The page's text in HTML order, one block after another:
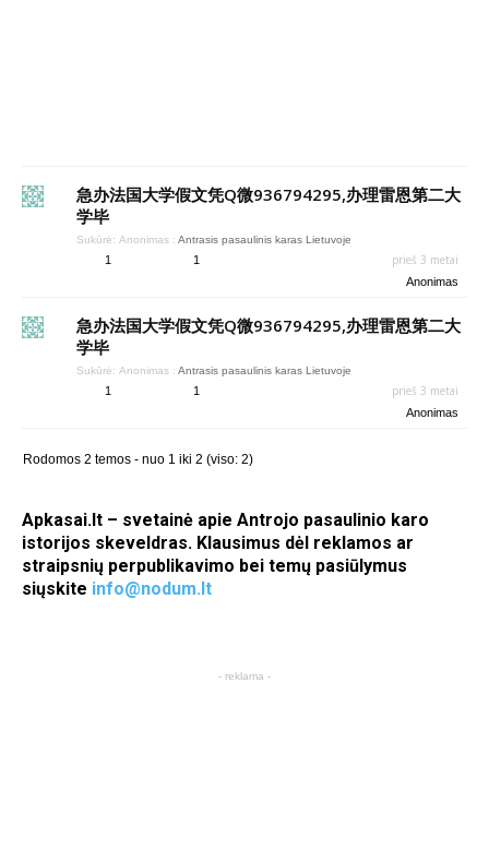
急办法国大学假文凭Q微936794295,办理雷恩第二大
学毕
Sukūrė: Anonimas : Antrasis pasaulinis karas Lietuvoje
1 1 prieš 3 metai
Anonimas
急办法国大学假文凭Q微936794295,办理雷恩第二大
学毕
Sukūrė: Anonimas : Antrasis pasaulinis karas Lietuvoje
1 1 prieš 3 metai
Anonimas
Rodomos 2 temos - nuo 1 iki 2 (viso: 2)
Apkasai.lt – svetainė apie Antrojo pasaulinio karo
istorijos skeveldras. Klausimus dėl reklamos ar
straipsnių perpublikavimo bei temų pasiūlymus
siųskite info@nodum.lt
- reklama -